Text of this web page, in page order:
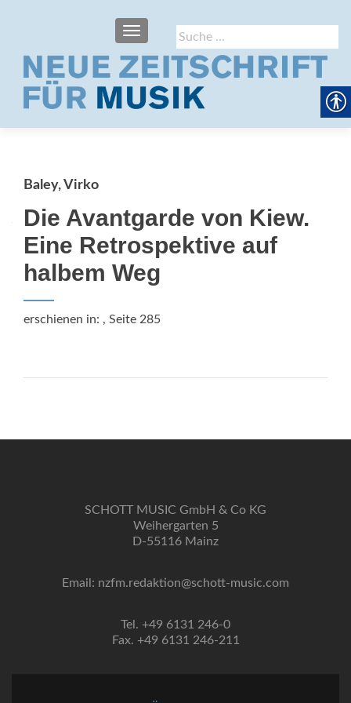
Suche
nach:
SCHALTE NAVIGATION
Baley, Virko
Die Avantgarde von Kiew.
Eine Retrospektive auf
halbem Weg
erschienen in: , Seite 285
SCHOTT MUSIC GmbH & Co KG
Weihergarten 5
D-55116 Mainz
Email: nzfm.redaktion@schott-music.com
Tel. +49 6131 246-0
Fax. +49 6131 246-211